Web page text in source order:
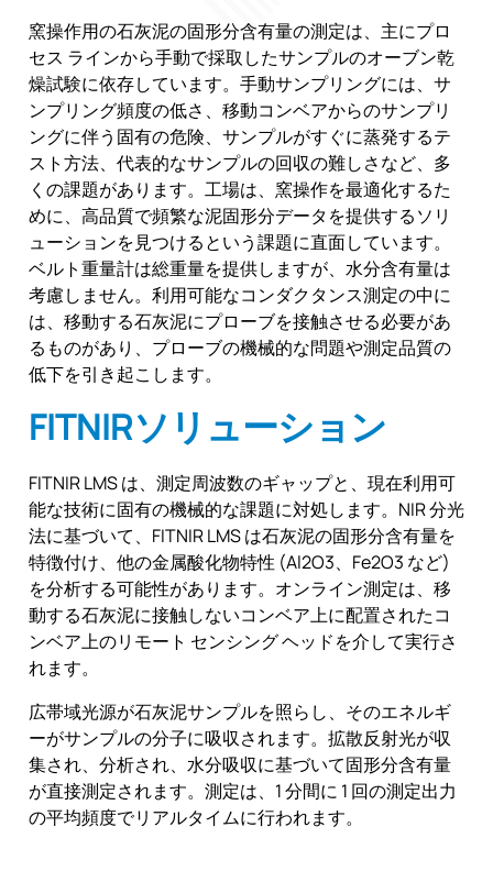
窯操作用の石灰泥の固形分含有量の測定は、主にプロ
セス ラインから手動で採取したサンプルのオーブン乾
燥試験に依存しています。手動サンプリングには、サ
ンプリング頻度の低さ、移動コンベアからのサンプリ
ングに伴う固有の危険、サンプルがすぐに蒸発するテ
スト方法、代表的なサンプルの回収の難しさなど、多
くの課題があります。工場は、窯操作を最適化するた
めに、高品質で頻繁な泥固形分データを提供するソリ
ューションを見つけるという課題に直面しています。
ベルト重量計は総重量を提供しますが、水分含有量は
考慮しません。利用可能なコンダクタンス測定の中に
は、移動する石灰泥にプローブを接触させる必要があ
るものがあり、プローブの機械的な問題や測定品質の
低下を引き起こします。
FITNIRソリューション
FITNIR LMS は、測定周波数のギャップと、現在利用可
能な技術に固有の機械的な課題に対処します。NIR 分光
法に基づいて、FITNIR LMS は石灰泥の固形分含有量を
特徴付け、他の金属酸化物特性 (Al2O3、Fe2O3 など)
を分析する可能性があります。オンライン測定は、移
動する石灰泥に接触しないコンベア上に配置されたコ
ンベア上のリモート センシング ヘッドを介して実行さ
れます。
広帯域光源が石灰泥サンプルを照らし、そのエネルギ
ーがサンプルの分子に吸収されます。拡散反射光が収
集され、分析され、水分吸収に基づいて固形分含有量
が直接測定されます。測定は、1 分間に 1 回の測定出力
の平均頻度でリアルタイムに行われます。